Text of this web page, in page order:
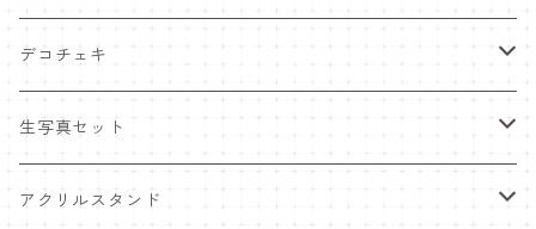
デコチェキ
25夏 衣装
25.5 セーラー服
生写真セット
25夏 衣装
アクリルスタンド